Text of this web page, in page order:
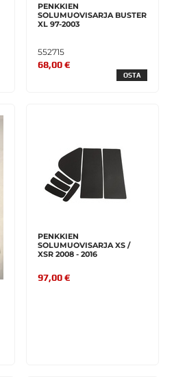
PENKKIEN
SOLUMUOVISARJA BUSTER
XL 97-2003
552715
68,00 €
OSTA
PENKKIEN
SOLUMUOVISARJA XS /
XSR 2008 - 2016
97,00 €